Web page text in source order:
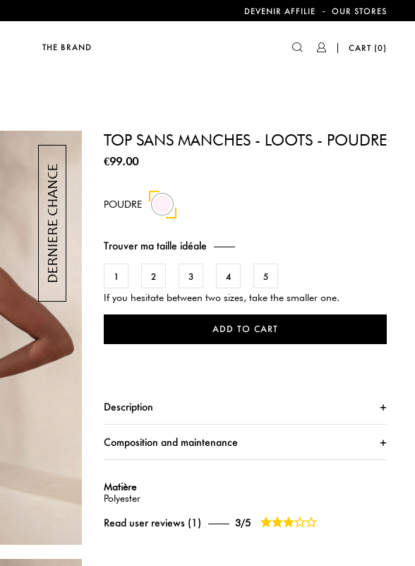
DEVENIR AFFILIE - OUR STORES
THE BRAND CART (0)
TOP SANS MANCHES - LOOTS - POUDRE
€99.00
POUDRE
Trouver ma taille idéale
1 2 3 4 5
If you hesitate between two sizes, take the smaller one.
ADD TO CART
Description
Composition and maintenance
Matière
Polyester
Read user reviews (1) 3/5 